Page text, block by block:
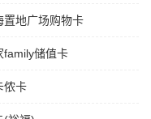
置地广场购物卡
family储值卡
侬卡